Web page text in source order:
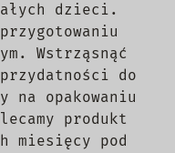
dzieci.
Wstrząsnąć
do
na opakowaniu
produkt
miesięcy pod